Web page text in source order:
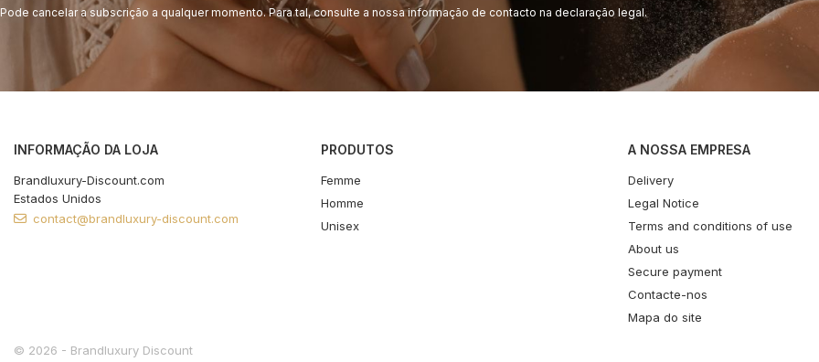
Pode cancelar a subscrição a qualquer momento. Para tal, consulte a nossa informação de contacto na declaração legal.
INFORMAÇÃO DA LOJA
Brandluxury-Discount.com
Estados Unidos
contact@brandluxury-discount.com
PRODUTOS
Femme
Homme
Unisex
A NOSSA EMPRESA
Delivery
Legal Notice
Terms and conditions of use
About us
Secure payment
Contacte-nos
Mapa do site
© 2026 - Brandluxury Discount